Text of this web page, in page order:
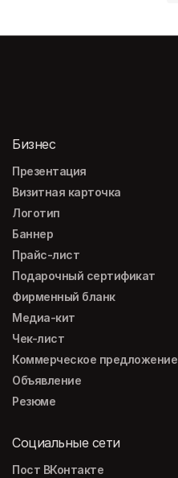
Бизнес
Презентация
Визитная карточка
Логотип
Баннер
Прайс-лист
Подарочный сертификат
Фирменный бланк
Медиа-кит
Чек-лист
Коммерческое предложение
Объявление
Резюме
Социальные сети
Пост ВКонтакте